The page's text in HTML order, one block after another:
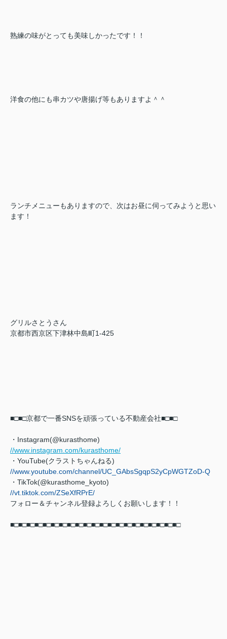
熟練の味がとっても美味しかったです！！
洋食の他にも串カツや唐揚げ等もありますよ＾＾
ランチメニューもありますので、次はお昼に伺ってみようと思い
ます！
グリルさとうさん
京都市西京区下津林中島町1-425
■□■□京都で一番SNSを頑張っている不動産会社■□■□
・Instagram(@kurasthome)
//www.instagram.com/kurasthome/
・YouTube(クラストちゃんねる)
//www.youtube.com/channel/UC_GAbsSgqpS2yCpWGTZoD-Q
・TikTok(@kurasthome_kyoto)
//vt.tiktok.com/ZSeXfRPrE/
フォロー＆チャンネル登録よろしくお願いします！！
■□■□■□■□■□■□■□■□■□■□■□■□■□■□■□■□■□■□■□■□■□